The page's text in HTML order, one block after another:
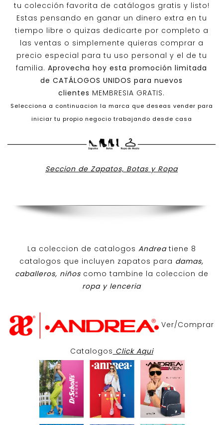
tu colección favorita de catálogos gratis y listo!
Estas pensando en ganar un dinero extra en tu
tiempo libre o quizas dedicarte por completo a
las ventas o simplemente quieras comprar a
precio especial para tu uso personal y el de tu
familia. Aprovecha hoy esta promoción limitada
de CATÁLOGOS UNIDOS para nuevos
clientes MEMBRESIA GRATIS.
Selecciona a continuacion la marca que deseas vender para
iniciar tu propio negocio trabajando desde casa
Seccion de Zapatos, Botas y Ropa
La coleccion de catalogos Andreatiene 8
catalogos que incluyen zapatos para damas,
caballeros, niños como tambine la coleccion de
ropa y lenceria
Ver/Comprar
Catalogos Click Aqui